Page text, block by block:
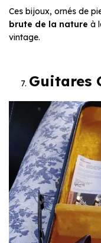
Ces bijoux, ornés de
brute de la nature à
vintage.
Guitares